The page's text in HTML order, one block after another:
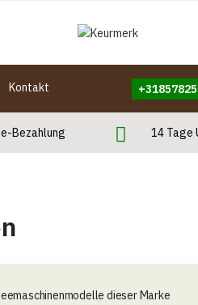
Kontakt
Bezahlung 14 Tage
dieser Marke